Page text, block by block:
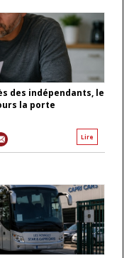
des indépendants, le
la porte
Lire